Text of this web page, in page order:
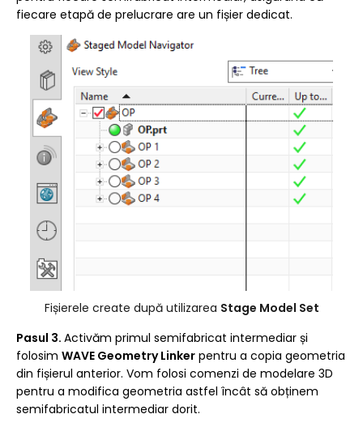
fiecare etapă de prelucrare are un fișier dedicat.
Fișierele create după utilizarea Stage Model Set
Pasul 3. Activăm primul semifabricat intermediar și
folosim WAVE Geometry Linker pentru a copia geometria
din fișierul anterior. Vom folosi comenzi de modelare 3D
pentru a modifica geometria astfel încât să obținem
semifabricatul intermediar dorit.